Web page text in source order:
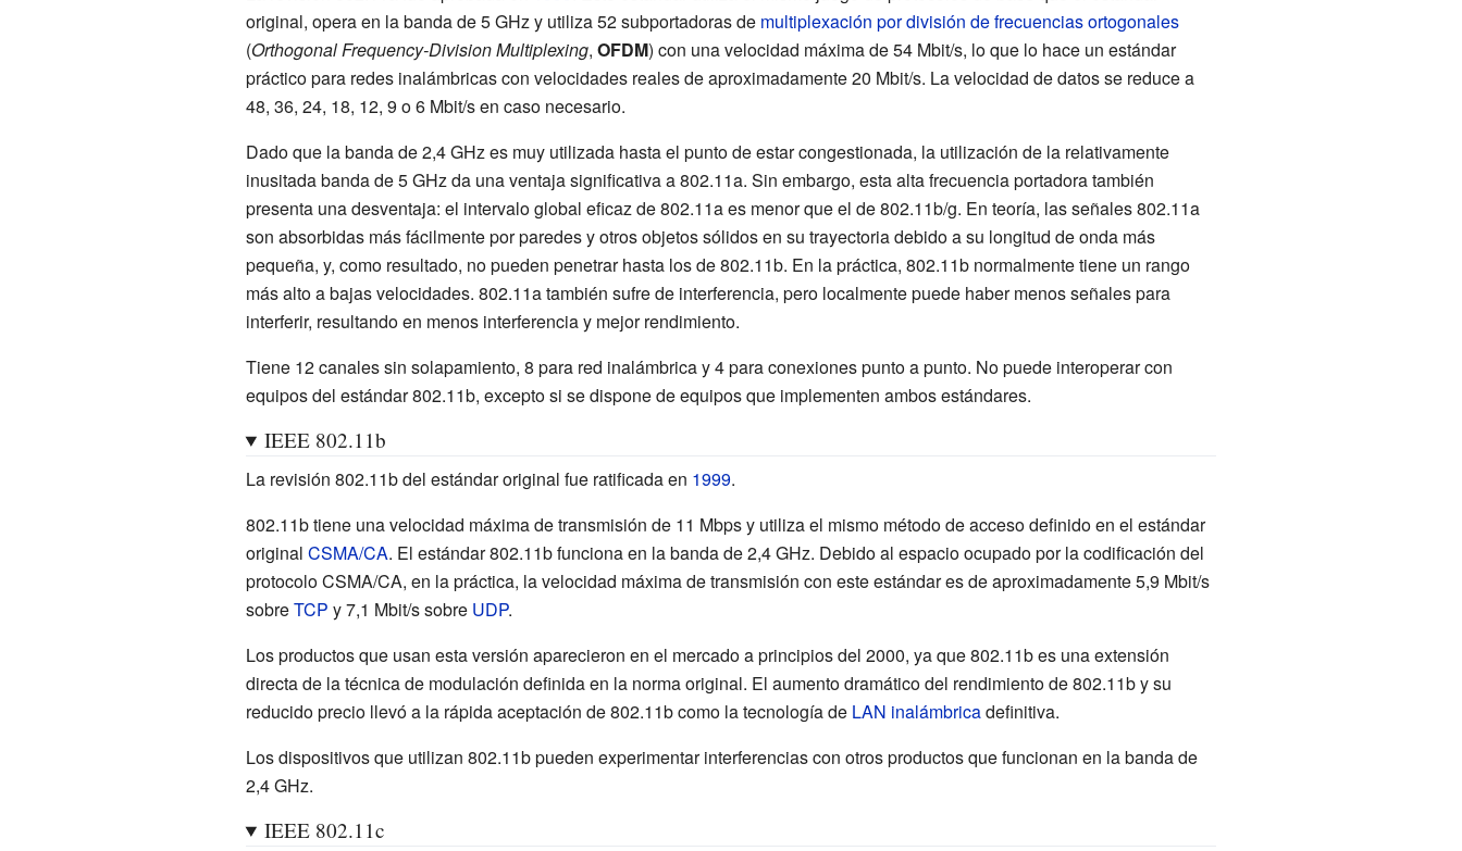
original, opera en la banda de 5 GHz y utiliza 52 subportadoras de multiplexación por división de frecuencias ortogonales
(Orthogonal Frequency-Division Multiplexing, OFDM) con una velocidad máxima de 54 Mbit/s, lo que lo hace un estándar
práctico para redes inalámbricas con velocidades reales de aproximadamente 20 Mbit/s. La velocidad de datos se reduce a
48, 36, 24, 18, 12, 9 o 6 Mbit/s en caso necesario.
Dado que la banda de 2,4GHz es muy utilizada hasta el punto de estar congestionada, la utilización de la relativamente
inusitada banda de 5GHz da una ventaja significativa a 802.11a. Sin embargo, esta alta frecuencia portadora también
presenta una desventaja: el intervalo global eficaz de 802.11a es menor que el de 802.11b/g. En teoría, las señales 802.11a
son absorbidas más fácilmente por paredes y otros objetos sólidos en su trayectoria debido a su longitud de onda más
pequeña, y, como resultado, no pueden penetrar hasta los de 802.11b. En la práctica, 802.11b normalmente tiene un rango
más alto a bajas velocidades. 802.11a también sufre de interferencia, pero localmente puede haber menos señales para
interferir, resultando en menos interferencia y mejor rendimiento.
Tiene 12 canales sin solapamiento, 8 para red inalámbrica y 4 para conexiones punto a punto. No puede interoperar con
equipos del estándar 802.11b, excepto si se dispone de equipos que implementen ambos estándares.
IEEE 802.11b
La revisión 802.11b del estándar original fue ratificada en 1999.
802.11b tiene una velocidad máxima de transmisión de 11 Mbps y utiliza el mismo método de acceso definido en el estándar
original CSMA/CA. El estándar 802.11b funciona en la banda de 2,4 GHz. Debido al espacio ocupado por la codificación del
protocolo CSMA/CA, en la práctica, la velocidad máxima de transmisión con este estándar es de aproximadamente 5,9 Mbit/s
sobreTCP y 7,1 Mbit/s sobre UDP.
Los productos que usan esta versión aparecieron en el mercado a principios del 2000, ya que 802.11b es una extensión
directa de la técnica de modulación definida en la norma original. El aumento dramático del rendimiento de 802.11b y su
reducido precio llevó a la rápida aceptación de 802.11b como la tecnología de LAN inalámbricadefinitiva.
Los dispositivos que utilizan 802.11b pueden experimentar interferencias con otros productos que funcionan en la banda de
2,4 GHz.
IEEE 802.11c